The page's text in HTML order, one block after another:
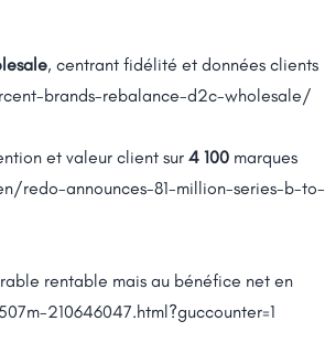
, centrant fidélité et données clients
brands-rebalance-d2c-wholesale/
et valeur client sur 4 100 marques
announces-81-million-series-b-to-
rentable mais au bénéfice net en
210646047.html?guccounter=1